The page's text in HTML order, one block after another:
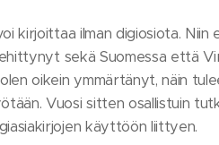
kirjoittaa ilman digiosiota. Niin
sekä Suomessa että
oikein ymmärtänyt, näin
Vuosi sitten osallistuin
käyttöön liittyen.